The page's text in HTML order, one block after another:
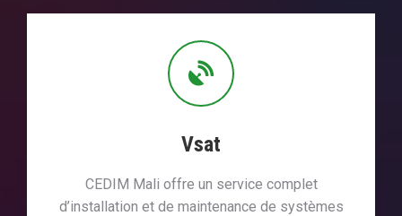
Vsat
CEDIM Mali offre un service complet
d’installation et de maintenance de systèmes